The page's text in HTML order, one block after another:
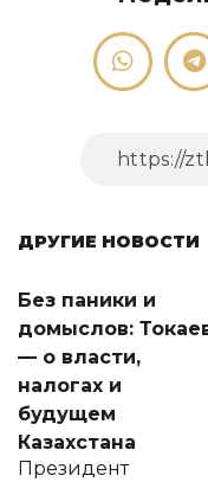
ДРУГИЕ НОВОСТИ
Без паники и
домыслов:
— о власти,
налогах и
будущем
Казахстана
Президент